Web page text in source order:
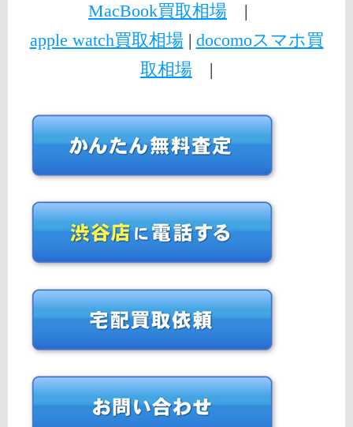
MacBook買取相場 |
apple watch買取相場| docomoスマホ買
取相場 |